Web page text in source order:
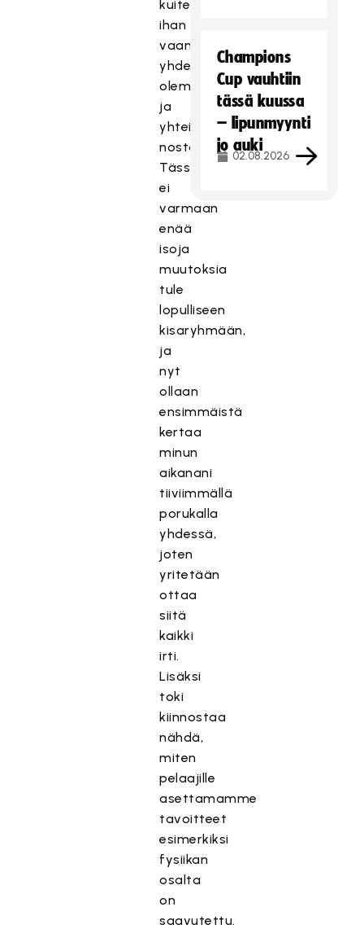
kuitenkin
ihan
vaan
yhdessä
oleminen
ja
yhteishengen
nostatus.
Tässä
ei
varmaan
enää
isoja
muutoksia
tule
lopulliseen
kisaryhmään,
ja
nyt
ollaan
ensimmäistä
kertaa
minun
aikanani
tiiviimmällä
porukalla
yhdessä,
joten
yritetään
ottaa
siitä
kaikki
irti.
Lisäksi
toki
kiinnostaa
nähdä,
miten
pelaajille
asettamamme
tavoitteet
esimerkiksi
fysiikan
osalta
on
saavutettu.
Champions
Cup vauhtiin
tässä kuussa
– lipunmyynti
jo auki
02.08.2026